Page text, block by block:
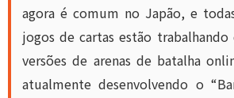
agora é comum no Japão, e
jogos de cartas estão trabalhando
versões de arenas de batalha
atualmente desenvolvendo o